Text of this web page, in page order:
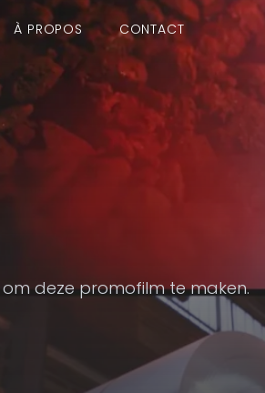
À PROPOS CONTACT
deze promofilm te maken.